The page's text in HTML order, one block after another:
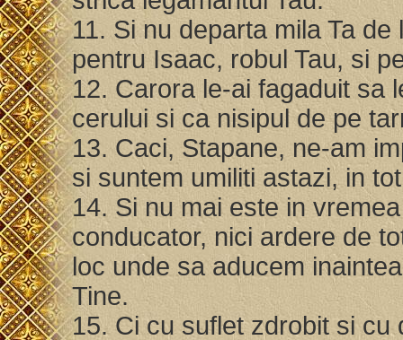
11. Si nu departa mila Ta
pentru Isaac, robul Tau, si
12. Carora le-ai fagaduit sa
cerului si ca nisipul de pe
13. Caci, Stapane, ne-am
si suntem umiliti astazi, in
14. Si nu mai este in
conducator, nici ardere de
loc unde sa aducem
Tine.
15. Ci cu suflet zdrobit si